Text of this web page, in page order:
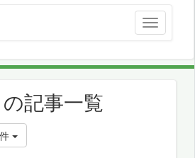
記事一覧